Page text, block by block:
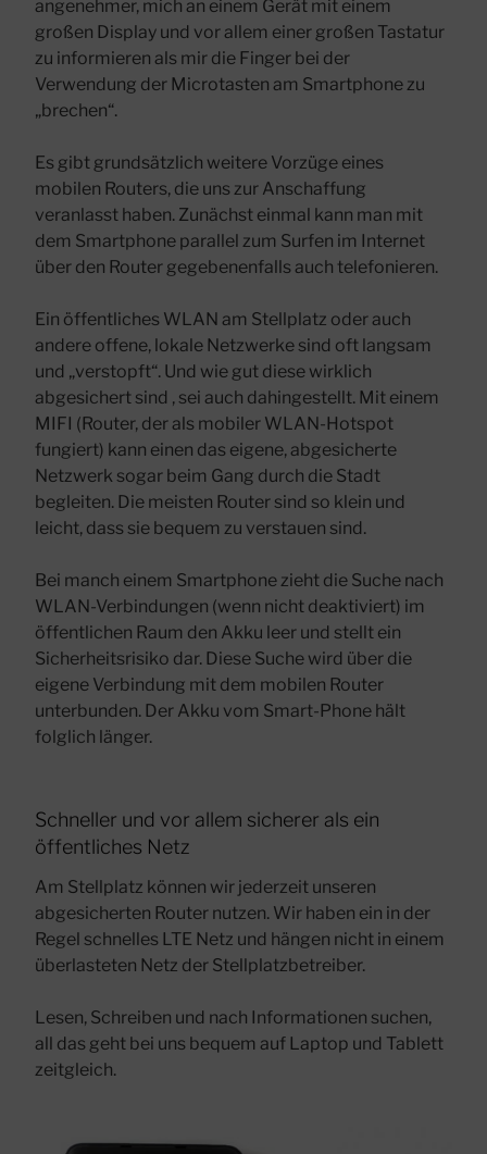
angenehmer, mich an einem Gerät mit einem
großen Display und vor allem einer großen Tastatur
zu informieren als mir die Finger bei der
Verwendung der Microtasten am Smartphone zu
„brechen“.
Es gibt grundsätzlich weitere Vorzüge eines
mobilen Routers, die uns zur Anschaffung
veranlasst haben. Zunächst einmal kann man mit
dem Smartphone parallel zum Surfen im Internet
über den Router gegebenenfalls auch telefonieren.
Ein öffentliches WLAN am Stellplatz oder auch
andere offene, lokale Netzwerke sind oft langsam
und „verstopft“. Und wie gut diese wirklich
abgesichert sind , sei auch dahingestellt. Mit einem
MIFI (Router, der als mobiler WLAN-Hotspot
fungiert) kann einen das eigene, abgesicherte
Netzwerk sogar beim Gang durch die Stadt
begleiten. Die meisten Router sind so klein und
leicht, dass sie bequem zu verstauen sind.
Bei manch einem Smartphone zieht die Suche nach
WLAN-Verbindungen (wenn nicht deaktiviert) im
öffentlichen Raum den Akku leer und stellt ein
Sicherheitsrisiko dar. Diese Suche wird über die
eigene Verbindung mit dem mobilen Router
unterbunden. Der Akku vom Smart-Phone hält
folglich länger.
Schneller und vor allem sicherer als ein
öffentliches Netz
Am Stellplatz können wir jederzeit unseren
abgesicherten Router nutzen. Wir haben ein in der
Regel schnelles LTE Netz und hängen nicht in einem
überlasteten Netz der Stellplatzbetreiber.
Lesen, Schreiben und nach Informationen suchen,
all das geht bei uns bequem auf Laptop und Tablett
zeitgleich.